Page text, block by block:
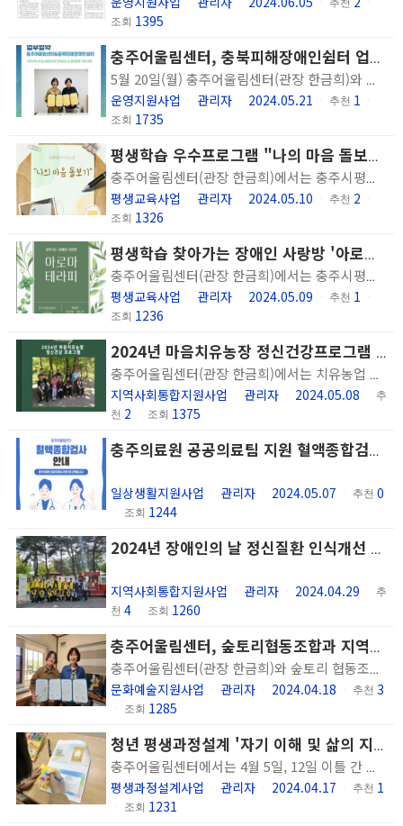
조회 1395
충주어울림센터, 충북피해장애인쉼터 업무협약 체결
5월 20일(월) 충주어울림센터(관장 한금희)와 충북피해장애인쉼터(원장 이은정)는 지역사회 정신질환자의 사회 경제적 자립을 도모하고 정신건강 증진 및 삶의 질 향상을 위한 협력 관계 구축을 위한 업무협약을 체결했습니다. 이번 협약은 지역사회 내 정신질환자의 권리보호 및 경제활동 기반 마련을 위한 협조 체계 구축으로 최적의 서비스 제공을 목적으로 하며, 역사회 정신질환자들의 자립과 경제활동 활성화를 위한 대상자 의뢰 및 자원 연계, 지역사회 정신질환자들의 정신건강서비스 프로그램 개발/운영/연구/홍보 협력, 의뢰된 대상자에 관한 사례관리 공유 및 협의 등을 내용으로 합니다. 앞으로도 충주어울림센터는 충북피해장애인쉼터와의 업무협약 내용을 바탕으로 지역사회 정신질환자의 삶의 질 향상을 위해 최선을 다하겠습니다.
운영지원사업 관리자 2024.05.21 추천 1
조회 1735
평생학습 우수프로그램 "나의 마음 돌보기" 진행
충주어울림센터(관장 한금희)에서는 충주시평생학습관 평생학습 우수프로그램 공모에 선정되어 정신질환자의 자기이해와 정신건강 회복을 위한 자아탐색 교실 "나의 마음 돌보기"를 5월 2일(목) ~ 8월 29일(목), 매주 목요일 15회기로 운영합니다. 충주시평생학습관 지원으로 진행하는 이번 프로그램은 이용인이 자신의 주된 감정과 생각을 살펴보고 타인과 다른 점, 사회에서 건강하게 살아가기 위한 방법을 학습하여 정신 건강 회복과 지역사회에서 건강하게 살아가는 삶에 도움이 되길 기대합니다. 남은 회기 동안 이용인의 회복을 지원하기 위해 최선을 다하겠습니다. 감사합니다.
평생교육사업 관리자 2024.05.10 추천 2
조회 1326
평생학습 찾아가는 장애인 사랑방 '아로마 테라피' 운영
충주어울림센터(관장 한금희)에서는 충주시평생학습관 찾아가는 장애인 사랑방 공모에 선정되어 이용인의 스트레스 해소 및 정서적 안정 도모를 위한 '아로마 테라피'를 4월 26일(금) ~ 6월 14일(금), 매주 금요일 8회기로 운영합니다. 충주시평생학습관 지원으로 진행하는 이번 프로그램은 이용인이 우울, 불안 등 회기 별 주제에 따라 도움이 되는 아로마를 체험하고 일상 생활 속에서 아로마를 활용하는 방법을 학습하여 정신 건강 회복 및 문화여가활동이 확대되길 기대합니다. 남은 회기 동안 이용인의 회복을 지원하기 위해 최선을 다하겠습니다. 감사합니다.
평생교육사업 관리자 2024.05.09 추천 1
조회 1236
2024년 마음치유농장 정신건강프로그램 실시
충주어울림센터(관장 한금희)에서는 치유농업 연계 특성화 프로그램 운영을 통해 이용인의 정서적 안정감 도모 및 집단 구성원 상호작용 증진을 통해 정신건강증진을 목적으로 하는 '2024년 마음치유농장 정신건강 프로그램'을 5월 3일(금) ~ 6월 7일(금), 매주 금요일 6회기로 운영합니다. 충청북도광역정신건강복지센터 지원, 수안보면에 위치한 '슬로우파머' 치유농장 연계로 진행하는 이번 프로그램은 숲 속 트래킹, 산채음식체험, 회기별 자연친화 체험 프로그램을 통해 신체 건강 증진 및 일상 속 우울감을 감소시키는데 도움이 되기를 기대하고 있습니다. 남은 회기 동안 이용인의 즐거운 참여를 위해 최선을 다하겠습니다. 감사합니다.
지역사회통합지원사업 관리자 2024.05.08
추
천 2 조회 1375
충주의료원 공공의료팀 지원 혈액종합검사 안내
일상생활지원사업 관리자 2024.05.07 추천 0
조회 1244
2024년 장애인의 날 정신질환 인식개선 캠페인 실시
지역사회통합지원사업 관리자 2024.04.29
추
천 4 조회 1260
충주어울림센터, 숲토리협동조합과 지역사회 정신건강증진사업 수행을 위한 업무협약(MOU) 체결
충주어울림센터(관장 한금희)와 숲토리 협동조합(대표이사 추경화)는 4월 17일 상호 협력관계 증진을 위한 업무협약을 체결했습니다. 이번 협약은 정기적인 숲체험교육을 통해 정신장애인의 신체적, 정신적 건강 증진과 함께 지역사회에서 더불어 건강하게 살아갈 수 있도록 협력관계를 구축하기 위함을 목적으로 합니다. 숲체험교육은 4월부터 11월까지 월 1회 하절기를 제외하고 진행할 예정이며, 협약 당일 심항산 해맞이 도시 숲에서 숲체험 교육을 진행하였습니다. 숲토리 협동조합은 그동안 지역사회 취약계층을 위해 숲체험 교육을 정기적으로 진행하였으며 이번 협약을 계기로 정신장애인의 건강한 삶을 위해 관심을 갖고 상호 간 긍정적인 협력관계가 유지되기를 바란다는 뜻을 밝혔습니다. 충주어울림센터 한금희 관장은 “정신장애인에게 관심과 애정을 보여주신 숲토리 협동조합에 감사드리며, 이번 협약으로 정신장애인의 회복에 도움이 될 새로운 경험을 제공하게 되었다고 생각되며 정신장애인의 건강한 삶 지원에 보탬이 될 수 있도록 하겠다”는 감사 인사를 전했습니다.
문화예술지원사업 관리자 2024.04.18 추천 3
조회 1285
청년 평생과정설계 '자기 이해 및 삶의 지향 탐색 교육' 실시
충주어울림센터에서는 4월 5일, 12일 이틀 간 청년 정신장애인의 평생과정설계를 위해 (주)이앤엘컬쳐 조혜연 대표와 함께 '자기 이해 및 삶의 지향 탐색 교육'을 진행하였습니다. 교육에 참여한 청년 이용인분들은 나에 대해 좀 더 살펴보고 내가 원하는 꿈, 소망, 목표가 무엇인지 알게 되어 유익하였다고 평가하였습니다. 앞으로도 청년 정신장애인이 자신이 원하는 삶을 주도적으로 살아갈 수 있도록 지원하고자 합니다.
평생과정설계사업 관리자 2024.04.17 추천 1
조회 1231